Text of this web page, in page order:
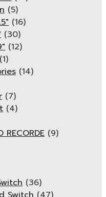
(5)
(16)
(30)
(12)
(1)
(14)
(7)
(4)
RECORDE (9)
(36)